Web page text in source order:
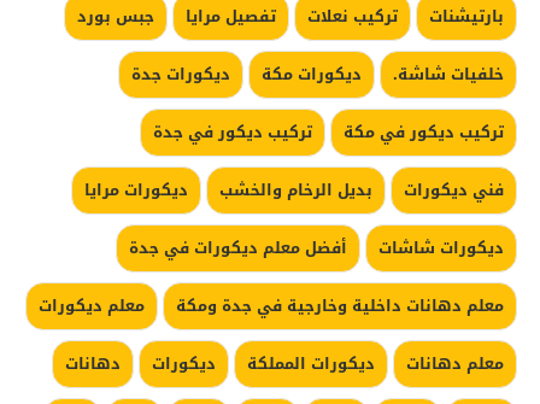
بارتيشنات
تركيب نعلات تفصيل مرايا
جبس بورد
خلفيات شاشة.
ديكورات مكة
ديكورات جدة
تركيب ديكور في مكة
تركيب ديكور في جدة
فني ديكورات
بديل الرخام والخشب
ديكورات مرايا
ديكورات شاشات
أفضل معلم ديكورات في جدة
معلم دهانات داخلية وخارجية في جدة ومكة
معلم ديكورات
معلم دهانات
ديكورات المملكة ديكورات
دهانات